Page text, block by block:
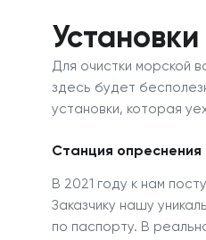
Для очистки морской
здесь будет
установки, которая
Станция
В 2021 году к нам
Заказчику нашу
по паспорту. В